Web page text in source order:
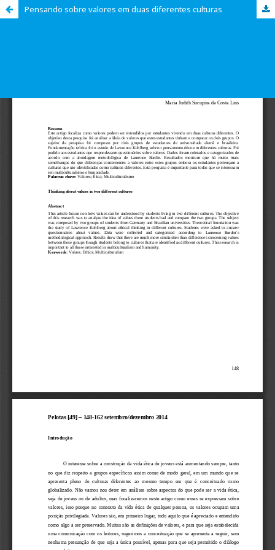
Pensando sobre valores em duas diferentes culturas